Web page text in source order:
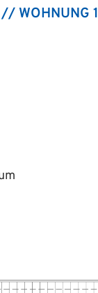
WOHNUNG 1